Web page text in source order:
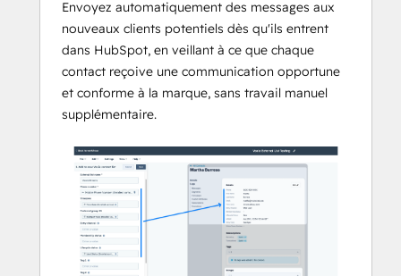
message et à ce que chaque message
soit sur la marque.
Équilibrer l'autonomie des
franchisés et la surveillance
Utilisez des modèles et des audiences
pour permettre des déploiements
rapides et conformes à la marque.
Évoluer au-delà des envois de
textes génériques
Adapter les messages aux sites et aux
individus pour stimuler l'engagement.
Envoyez automatiquement des messages aux
nouveaux clients potentiels dès qu'ils entrent
dans HubSpot, en veillant à ce que chaque
contact reçoive une communication opportune
et conforme à la marque, sans travail manuel
supplémentaire.